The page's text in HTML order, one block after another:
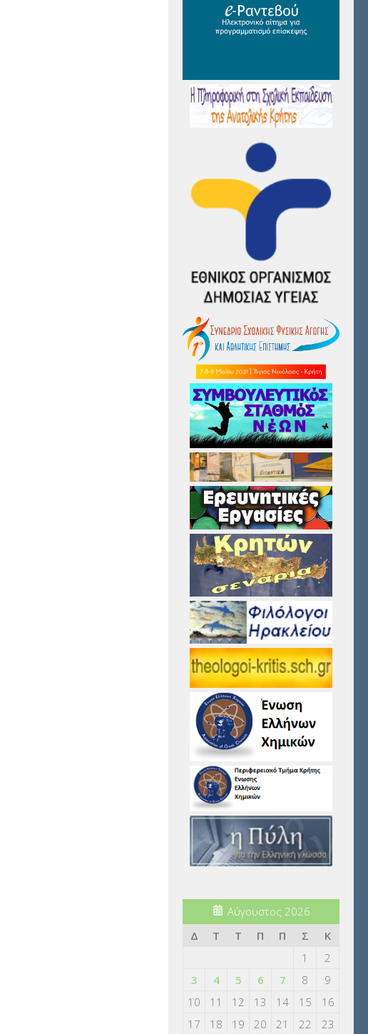
Αύγουστος 2026
Δ
Τ Τ Π Π Σ
Κ
1
2
3
4 5 6 7 8
9
10
11 12 13 14 15
16
17
18 19 20 21 22 23